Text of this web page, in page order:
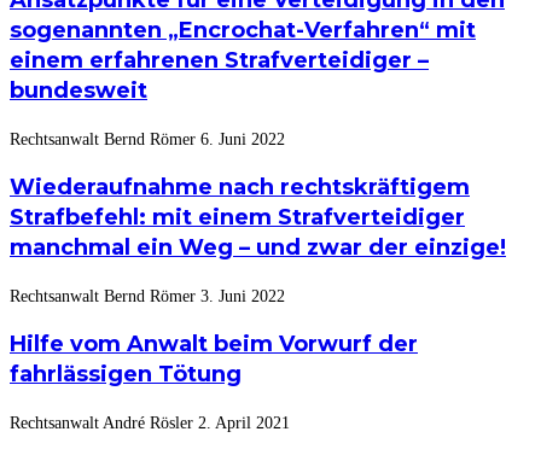
sogenannten „Encrochat-Verfahren“ mit
einem erfahrenen Strafverteidiger –
bundesweit
Rechtsanwalt Bernd Römer 6. Juni 2022
Wiederaufnahme nach rechtskräftigem
Strafbefehl: mit einem Strafverteidiger
manchmal ein Weg – und zwar der einzige!
Rechtsanwalt Bernd Römer 3. Juni 2022
Hilfe vom Anwalt beim Vorwurf der
fahrlässigen Tötung
Rechtsanwalt André Rösler 2. April 2021